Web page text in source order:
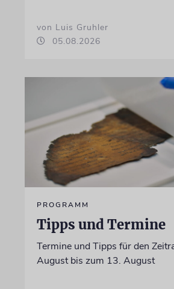
von Luis Gruhler
05.08.2026
PROGRAMM
Tipps und Termine
Termine und Tipps für den
August bis zum 13. August